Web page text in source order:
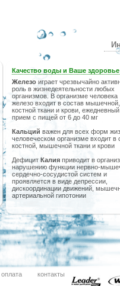
Качество воды и Ваше здоровье
Железо играет чрезвычайно
роль в жизнедеятельности любых
организмов. В организме человека
железо входит в состав мышечной,
костной ткани и крови, ежедневный
прием с пищей от 6 до 40 мг
Кальций важен для всех форм
человеческом организме входит в
костной, мышечной ткани и крови
Дефицит Калия приводит в
нарушению функции нервно-
сердечно-сосудистой систем и
проявляется в виде депрессии,
дискоординации движений,
артериальной гипотонии
оплата контакты